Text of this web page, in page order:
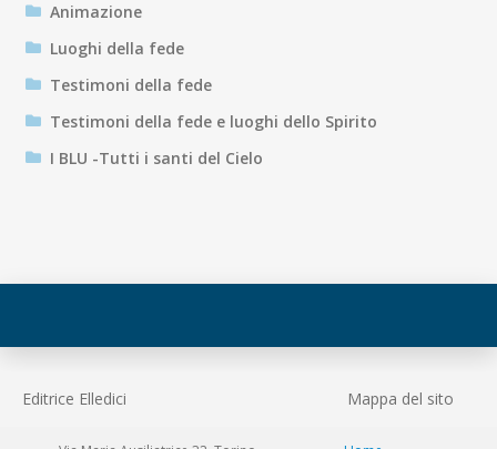
Animazione
Luoghi della fede
Testimoni della fede
Testimoni della fede e luoghi dello Spirito
I BLU -Tutti i santi del Cielo
Editrice Elledici Mappa del sito